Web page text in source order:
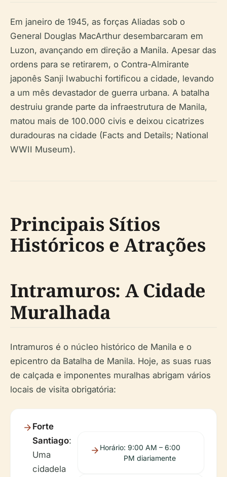
Em janeiro de 1945, as forças Aliadas sob o
General Douglas MacArthur desembarcaram em
Luzon, avançando em direção a Manila. Apesar das
ordens para se retirarem, o Contra-Almirante
japonês Sanji Iwabuchi fortificou a cidade, levando
a um mês devastador de guerra urbana. A batalha
destruiu grande parte da infraestrutura de Manila,
matou mais de 100.000 civis e deixou cicatrizes
duradouras na cidade (Facts and Details; National
WWII Museum).
Principais Sítios
Históricos e Atrações
Intramuros: A Cidade
Muralhada
Intramuros é o núcleo histórico de Manila e o
epicentro da Batalha de Manila. Hoje, as suas ruas
de calçada e imponentes muralhas abrigam vários
locais de visita obrigatória:
Forte
Santiago:
Uma
cidadela
Horário: 9:00 AM – 6:00
PM diariamente